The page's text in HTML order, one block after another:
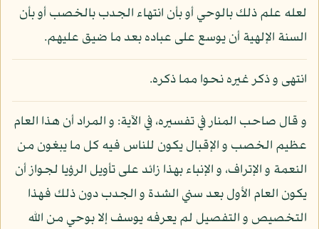
لعله علم ذلك بالوحي أو بأن انتهاء الجدب بالخصب أو بأن
السنة الإلهية أن يوسع على عباده بعد ما ضيق عليهم.
انتهى و ذكر غيره نحوا مما ذكره.
و قال صاحب المنار في تفسيره، في الآية: و المراد أن هذا العام
عظيم الخصب و الإقبال يكون للناس فيه كل ما يبغون من
النعمة و الإتراف، و الإنباء بهذا زائد على تأويل الرؤيا لجواز أن
يكون العام الأول بعد سني الشدة و الجدب دون ذلك فهذا
التخصيص و التفصيل لم يعرفه يوسف إلا بوحي من الله